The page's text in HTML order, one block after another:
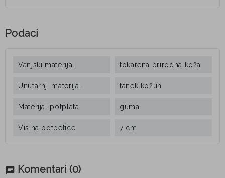
Podaci
Vanjski materijal tokarena prirodna koža
Unutarnji materijal tanek kožuh
Materijal potplata guma
Visina potpetice 7 cm
chat Komentari (0)